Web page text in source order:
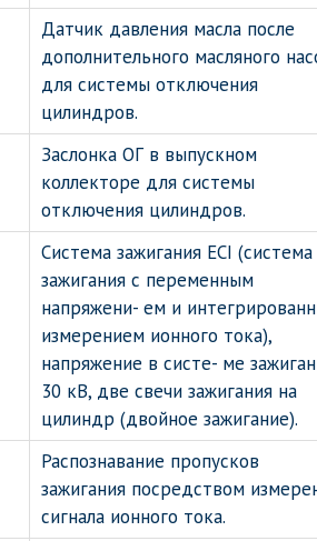
Датчик давления масла после
дополнительного масляного
для системы отключения
цилиндров.
Заслонка ОГ в выпускном
коллекторе для системы
отключения цилиндров.
Система зажигания ECI (система
зажигания с переменным
напряжени- ем и
измерением ионного тока),
напряжение в систе- ме
30 кВ, две свечи зажигания на
цилиндр (двойное зажигание).
Распознавание пропусков
зажигания посредством
сигнала ионного тока.